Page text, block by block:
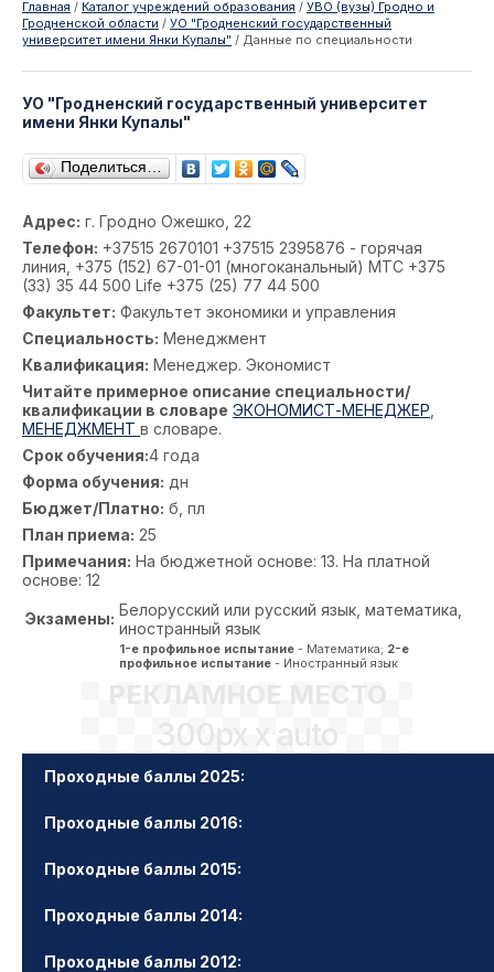
Главная / Каталог учреждений образования / УВО (вузы) Гродно и
Гродненской области / УО "Гродненский государственный
университет имени Янки Купалы" / Данные по специальности
УО "Гродненский государственный университет
имени Янки Купалы"
Поделиться…
Адрес: г. Гродно Ожешко, 22
Телефон: +37515 2670101 +37515 2395876 - горячая
линия, +375 (152) 67-01-01 (многоканальный) МТС +375
(33) 35 44 500 Life +375 (25) 77 44 500
Факультет: Факультет экономики и управления
Специальность: Менеджмент
Квалификация: Менеджер. Экономист
Читайте примерное описание специальности/
квалификации в словаре ЭКОНОМИСТ-МЕНЕДЖЕР
МЕНЕДЖМЕНТ в словаре.
Срок обучения:4 года
Форма обучения: дн
Бюджет/Платно: б, пл
План приема: 25
Примечания: На бюджетной основе: 13. На платной
основе: 12
Экзамены: Белорусский или русский язык, математика,
иностранный язык
1-е профильное испытание - Математика; 2-е
профильное испытание - Иностранный язык
РЕКЛАМНОЕ МЕСТО
300px x auto
Проходные баллы 2025:
Проходные баллы 2016:
Проходные баллы 2015:
Проходные баллы 2014:
Проходные баллы 2012: